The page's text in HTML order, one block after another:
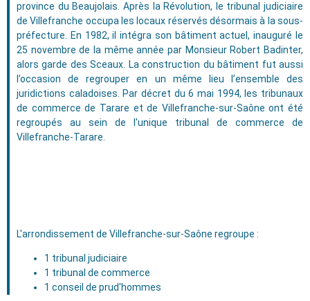
province du Beaujolais. Après la Révolution, le tribunal judiciaire
de Villefranche occupa les locaux réservés désormais à la sous-
préfecture. En 1982, il intégra son bâtiment actuel, inauguré le
25 novembre de la même année par Monsieur Robert Badinter,
alors garde des Sceaux. La construction du bâtiment fut aussi
l’occasion de regrouper en un même lieu l’ensemble des
juridictions caladoises. Par décret du 6 mai 1994, les tribunaux
de commerce de Tarare et de Villefranche-sur-Saône ont été
regroupés au sein de l'unique tribunal de commerce de
Villefranche-Tarare.
L'arrondissement de Villefranche-sur-Saône regroupe :
1 tribunal judiciaire
1 tribunal de commerce
1 conseil de prud'hommes